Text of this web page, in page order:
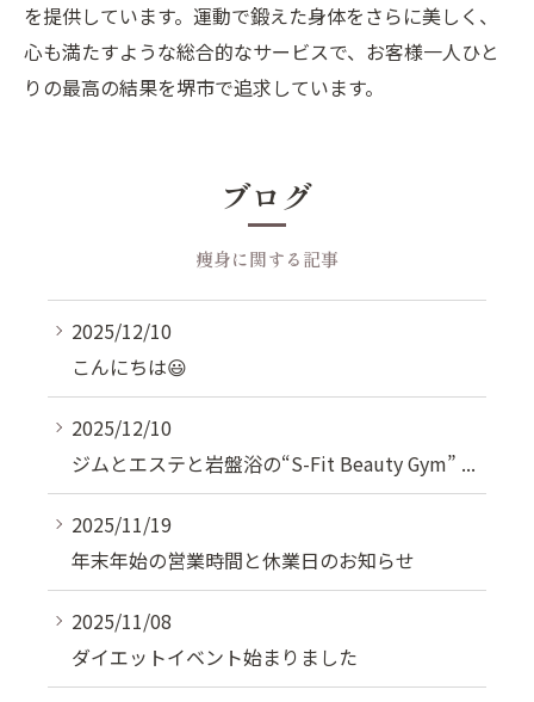
を提供しています。運動で鍛えた身体をさらに美しく、
心も満たすような総合的なサービスで、お客様一人ひと
りの最高の結果を堺市で追求しています。
ブログ
痩身に関する記事
2025/12/10
こんにちは😃
2025/12/10
ジムとエステと岩盤浴の“S-Fit Beauty Gym” ...
2025/11/19
年末年始の営業時間と休業日のお知らせ
2025/11/08
ダイエットイベント始まりました